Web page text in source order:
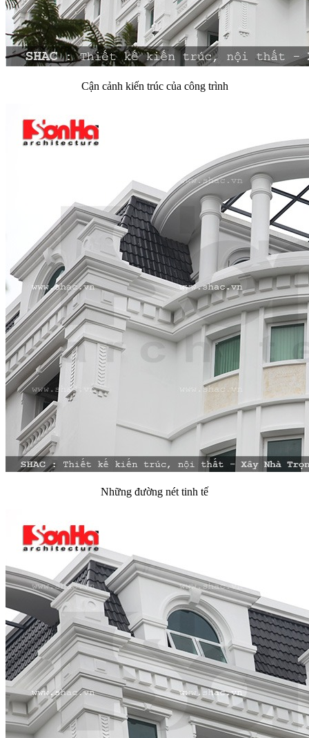
Cận cảnh kiến trúc của công trình
Những đường nét tinh tế